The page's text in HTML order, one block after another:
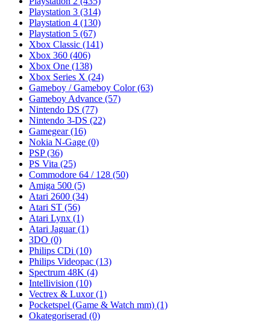
Playstation 3 (314)
Playstation 4 (130)
Playstation 5 (67)
Xbox Classic (141)
Xbox 360 (406)
Xbox One (138)
Xbox Series X (24)
Gameboy / Gameboy Color(63)
Gameboy Advance (57)
Nintendo DS (77)
Nintendo 3-DS (22)
Gamegear(16)
Nokia N-Gage (0)
PSP(36)
PS Vita (25)
Commodore 64 / 128 (50)
Amiga 500 (5)
Atari 2600 (34)
Atari ST (56)
Atari Lynx (1)
Atari Jaguar(1)
3DO (0)
Philips CDi (10)
Philips Videopac (13)
Spectrum 48K (4)
Intellivision (10)
Vectrex & Luxor(1)
Pocketspel (Game & Watch mm) (1)
Okategoriserad (0)